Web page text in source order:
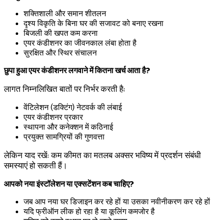
शक्तिशाली और समान शीतलन
दृश्य विकृति के बिना घर की सजावट को बनाए रखना
बिजली की खपत कम करना
एयर कंडीशनर का जीवनकाल लंबा होता है
सुरक्षित और स्थिर संचालन
छुपा हुआ एयर कंडीशनर लगवाने में कितना खर्च आता है?
लागत निम्नलिखित बातों पर निर्भर करती है:
वेंटिलेशन (डक्टिंग) नेटवर्क की लंबाई
एयर कंडीशनर प्रकार
स्थापना और कनेक्शन में कठिनाई
प्रयुक्त सामग्रियों की गुणवत्ता
लेकिन याद रखें: कम कीमत का मतलब अक्सर भविष्य में प्रदर्शन संबंधी
समस्याएं हो सकती हैं।
आपको नया इंस्टॉलेशन या एक्सटेंशन कब चाहिए?
जब आप नया घर डिजाइन कर रहे हों या उसका नवीनीकरण कर रहे हों
यदि फ्रीऑन लीक हो रहा है या कूलिंग कमजोर है